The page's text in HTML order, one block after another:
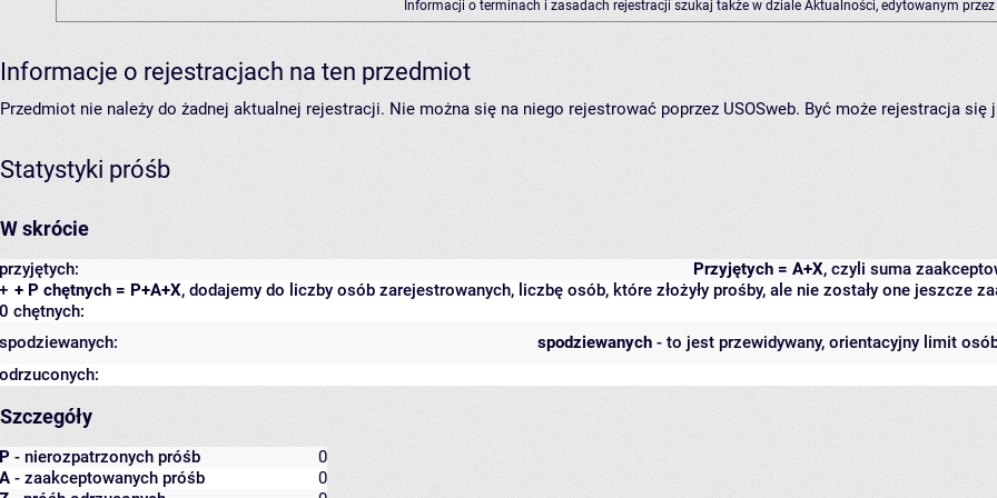
Informacji o terminach i zasadach rejestracji szukaj także w dziale Aktualności, edytowanym
Informacje o rejestracjach na ten przedmiot
Przedmiot nie należy do żadnej aktualnej rejestracji. Nie można się na niego rejestrować poprzez USOSweb. Być może rejestracja się
Statystyki próśb
W skrócie
Przyjętych = A+X, czyli suma
przyjętych:
+ P chętnych = P+A+X, dodajemy do liczby osób zarejestrowanych, liczbę osób, które złożyły prośby, ale nie zostały one jeszcze
+
0 chętnych:
spodziewanych - to jest przewidywany, orientacyjny limit
spodziewanych:
odrzuconych:
Szczegóły
P - nierozpatrzonych próśb
0
A - zaakceptowanych próśb
0